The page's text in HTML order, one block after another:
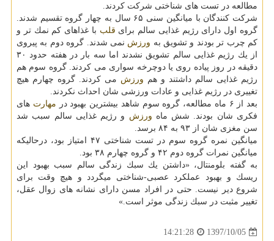
مطالعه در تست های شناختی شركت كردند.
شركت كنندگان با میانگین سنی ۶۵ سال به چهار گروه تقسیم شدند.
گروه اول دارای رژیم غذایی سالم برای قلب با غذاهای كم نمك تر و
كم چرب تر بودند و تشویق به ورزش نمی شدند. گروه دوم به پیروی
از یك رژیم غذایی سالم تشویق نشدند اما سه بار در هفته حدود ۳۰
دقیقه در روز پیاده روی یا دوچرخه سواری می كردند. گروه سوم هم
رژیم غذایی سالم داشتند و هم ورزش می كردند. گروه چهارم هیچ
تغییری در رژیم غذایی و عادات ورزشی شان احداث نكردند.
بعد از ۶ ماه مطالعه، گروه سوم شاهد بیشترین بهبود در
مهارت های
فكری شان بودند. شش ماه ورزش و رژیم غذایی سالم سبب شد
سن مغزی شان از ۹۳ به ۸۴ برسد.
میانگین نمره گروه سوم در تست شناختی ۴۷ امتیاز بود، درحالیكه
میانگین نمرات گروه دوم ۴۲ و گروه چهارم ۳۸ بود.
به گفته بلومنتال، «داشتن یك سبك زندگی سالم سبب بهبود این
ریسك و بهبود عملكرد عصبی-شناختی میگردد و هیچ وقت برای
شروع دیر نیست. حتی در افراد مسن دارای نشانه های زوال عقل،
تغییر مثبت در سبك زندگی موثر است.»
1397/10/05
14:21:28